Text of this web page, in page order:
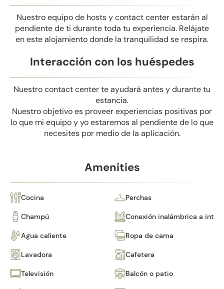
Nuestro equipo de hosts y contact center estarán al
pendiente de ti durante toda tu experiencia. Relájate
en este alojamiento donde la tranquilidad se respira.
Interacción con los huéspedes
Nuestro contact center te ayudará antes y durante tu
estancia.
Nuestro objetivo es proveer experiencias positivas por
lo que mi equipo y yo estaremos al pendiente de lo que
necesites por medio de la aplicación.
Amenities
Cocina Perchas
Champú Conexión inalámbrica a
Agua caliente Ropa de cama
Lavadora Cafetera
Televisión Balcón o patio